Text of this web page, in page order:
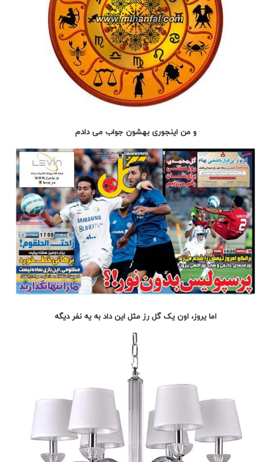
و من اینجوری بهشون جواب می دادم
اما یروز، اون یک گل رز مثل این داد به یه نفر دیگه